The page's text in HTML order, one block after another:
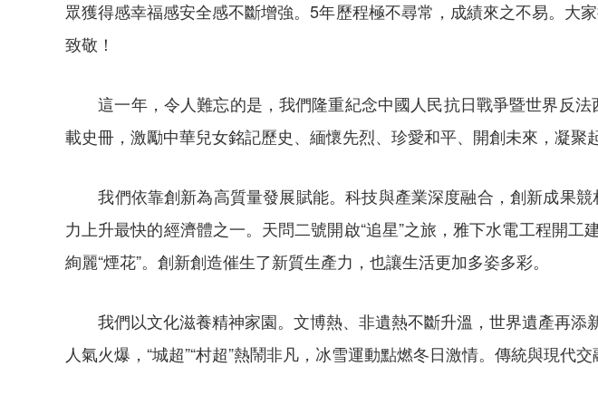
眾獲得感幸福感安全感不斷增強。5年歷程極不尋常，成績來之不易。大
致敬！
這一年，令人難忘的是，我們隆重紀念中國人民抗日戰爭暨世界反法
載史冊，激勵中華兒女銘記歷史、緬懷先烈、珍愛和平、開創未來，凝聚
我們依靠創新為高質量發展賦能。科技與產業深度融合，創新成果競
力上升最快的經濟體之一。天問二號開啟“追星”之旅，雅下水電工程開
絢麗“煙花”。創新創造催生了新質生產力，也讓生活更加多姿多彩。
我們以文化滋養精神家園。文博熱、非遺熱不斷升溫，世界遺產再添
人氣火爆，“城超”“村超”熱鬧非凡，冰雪運動點燃冬日激情。傳統與現代